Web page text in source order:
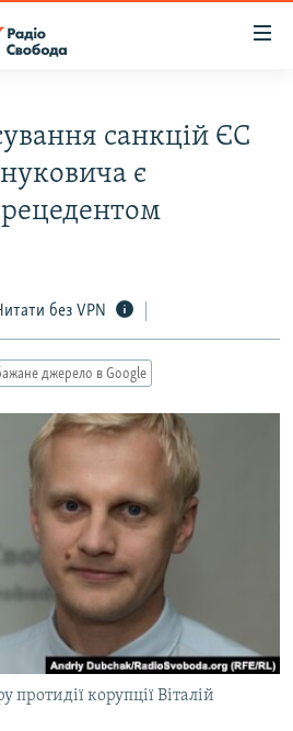
санкцій ЄС
є
без VPN
джерело в Google
протидії корупції Віталій